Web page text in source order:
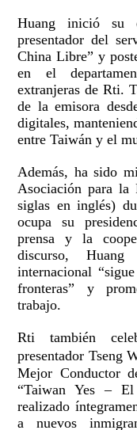
Huang inició su
presentador del
China Libre” y
en el
extranjeras de Rti.
de la emisora
digitales,
entre Taiwán y el
Además, ha sido
Asociación para la
siglas en inglés)
ocupa su
prensa y la
discurso,
internacional
fronteras” y
trabajo.
Rti también
presentador Tseng
Mejor Conductor
“Taiwan Yes – El
realizado
a nuevos